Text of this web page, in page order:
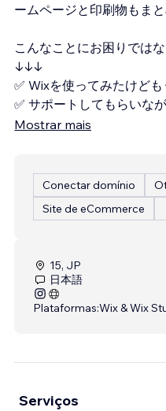
ームページと印刷物もまと
こんなことにお困りでは
↓↓↓
✅ Wixを使ってみたけど
✅ サポートしてもらいな
Mostrar mais
Conectar domínio
Site de eCommerce
15, JP
日本語
Plataformas:Wix & Wix
Serviços